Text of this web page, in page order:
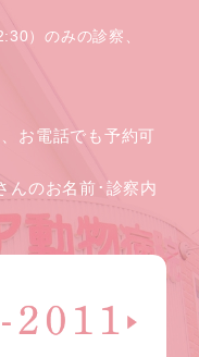
）のみの診察、
お電話でも予約可
んのお名前･診察内